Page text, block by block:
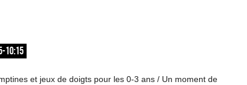
10:15
et jeux de doigts pour les 0-3 ans / Un moment de